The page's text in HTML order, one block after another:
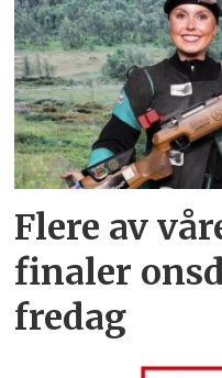
Flere av
finaler
fredag